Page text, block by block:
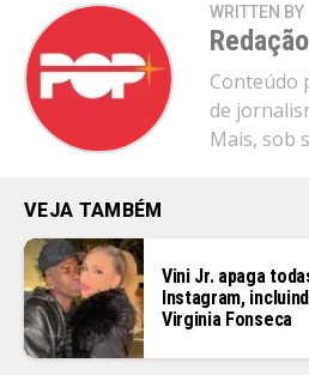
WRITTEN BY
Conteúdo
de
Mais, sob
VEJA TAMBÉM
Vini Jr. apaga
Instagram,
Virginia Fonseca